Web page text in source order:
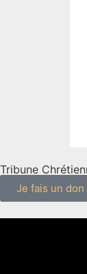
Tribune
Je fais un don